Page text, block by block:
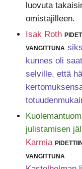
luovuta
omistajilleen.
Isak Roth
vangittuna
kunnes oli
selville, että
julistamisen
Karmia
vangittuna